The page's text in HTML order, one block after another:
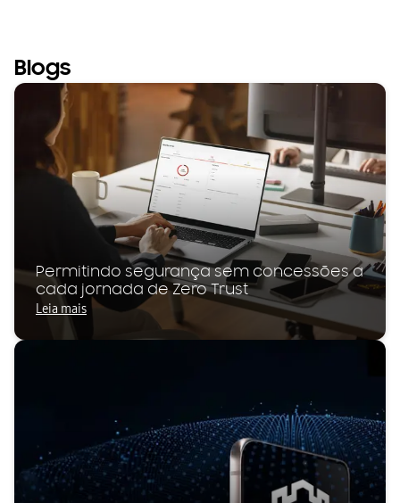
Blogs
Permitindo segurança sem concessões a
cada jornada de Zero Trust
Leia mais